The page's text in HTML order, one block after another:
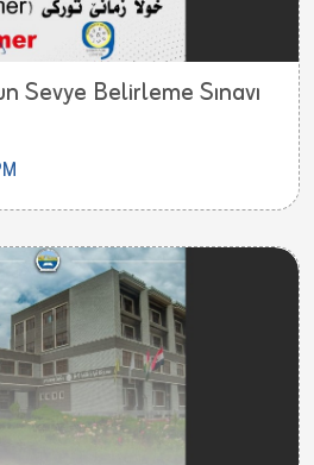
Sevye Belirleme Sınavı